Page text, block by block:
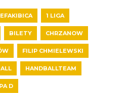
1 LIGA
BILETY CHRZANOW
FILIP CHMIELEWSKI
HANDBALLTEAM
D